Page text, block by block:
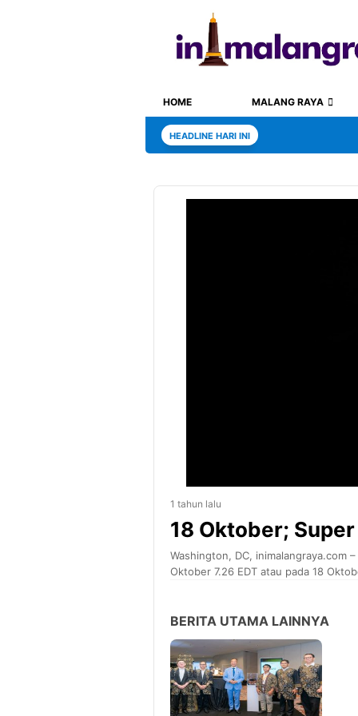
HOME MALANG RAYA
HEADLINE HARI INI
1 tahun lalu
18 Oktober;
Washington, DC, inimalangraya.com
Oktober 7.26 EDT atau pada 18
BERITA UTAMA LAINNYA